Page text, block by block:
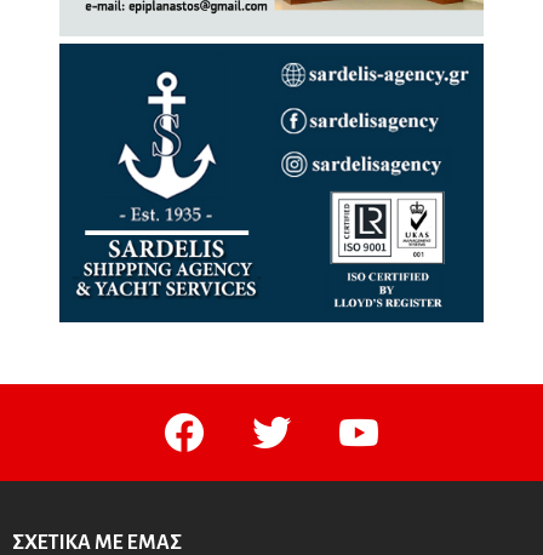
facebook twitter youtube
ΣΧΕΤΙΚΆ ΜΕ ΕΜΆΣ